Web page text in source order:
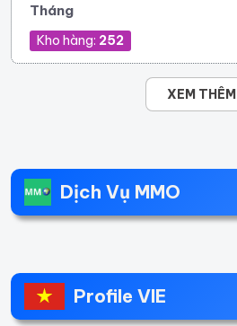
Tháng
Kho hàng: 252
XEM THÊM
Dịch Vụ MMO
Profile VIE